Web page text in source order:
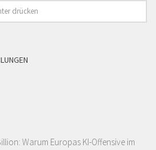
Warum Europas KI-Offensive im